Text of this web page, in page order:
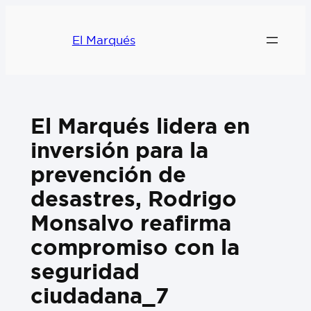
El Marqués
El Marqués lidera en
inversión para la
prevención de
desastres, Rodrigo
Monsalvo reafirma
compromiso con la
seguridad
ciudadana_7